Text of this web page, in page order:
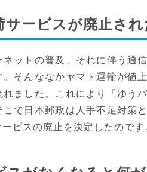
サービスが廃止され
ネットの普及、それに伴う通
。そんななかヤマト運輸が値
れました。これにより「ゆう
こで日本郵政は人手不足対策
ビスの廃止を決定したのです